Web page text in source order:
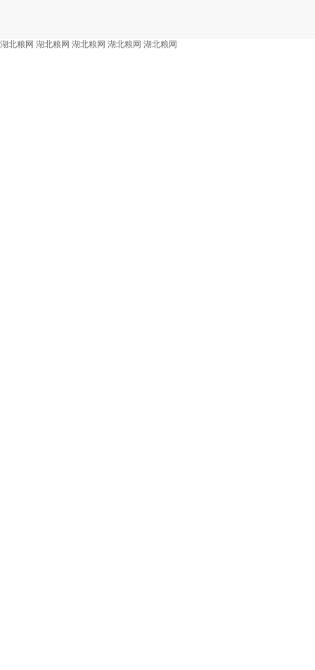
湖北粮网 湖北粮网 湖北粮网 湖北粮网 湖北粮网